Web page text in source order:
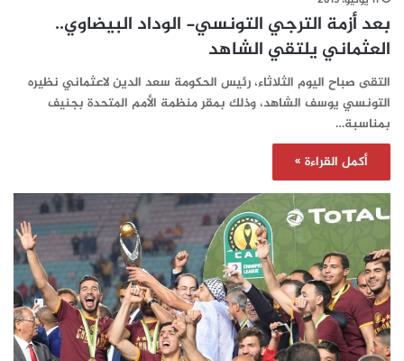
بعد أزمة الترجي التونسي- الوداد البيضاوي..
العثماني يلتقي الشاهد
التقى صباح اليوم الثلاثاء، رئيس الحكومة سعد الدين لاعثماني نظيره
التونسي يوسف الشاهد، وذلك بمقر منظمة الأمم المتحدة بجنيف
بمناسبة…
أكمل القراءة »